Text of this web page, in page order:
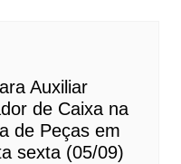
Auxiliar
de Caixa na
de Peças em
sexta (05/09)